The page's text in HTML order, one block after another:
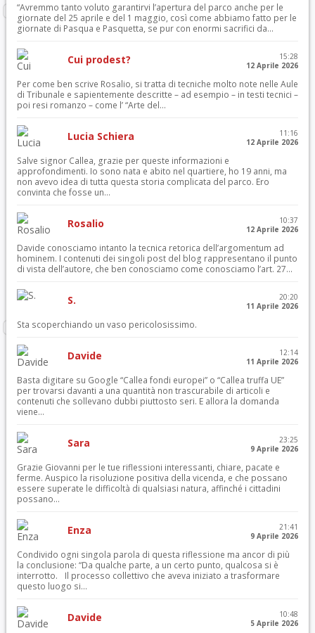
“Avremmo tanto voluto garantirvi l’apertura del parco anche per le
giornate del 25 aprile e del 1 maggio, così come abbiamo fatto per le
giornate di Pasqua e Pasquetta, se pur con enormi sacrifici da...
Cui prodest?
15:28
12 Aprile 2026
Per come ben scrive Rosalio, si tratta di tecniche molto note nelle Aule
di Tribunale e sapientemente descritte – ad esempio – in testi tecnici –
poi resi romanzo – come l’ “Arte del...
Lucia Schiera
11:16
12 Aprile 2026
Salve signor Callea, grazie per queste informazioni e
approfondimenti. Io sono nata e abito nel quartiere, ho 19 anni, ma
non avevo idea di tutta questa storia complicata del parco. Ero
convinta che fosse un...
Rosalio
10:37
12 Aprile 2026
Davide conosciamo intanto la tecnica retorica dell’argomentum ad
hominem. I contenuti dei singoli post del blog rappresentano il punto
di vista dell’autore, che ben conosciamo come conosciamo l’art. 27...
S.
20:20
11 Aprile 2026
Sta scoperchiando un vaso pericolosissimo.
Davide
12:14
11 Aprile 2026
Basta digitare su Google “Callea fondi europei” o “Callea truffa UE”
per trovarsi davanti a una quantità non trascurabile di articoli e
contenuti che sollevano dubbi piuttosto seri. E allora la domanda
viene...
Sara
23:25
9 Aprile 2026
Grazie Giovanni per le tue riflessioni interessanti, chiare, pacate e
ferme. Auspico la risoluzione positiva della vicenda, e che possano
essere superate le difficoltà di qualsiasi natura, affinché i cittadini
possano...
Enza
21:41
9 Aprile 2026
Condivido ogni singola parola di questa riflessione ma ancor di più
la conclusione: “Da qualche parte, a un certo punto, qualcosa si è
interrotto. Il processo collettivo che aveva iniziato a trasformare
questo luogo si...
Davide
10:48
5 Aprile 2026